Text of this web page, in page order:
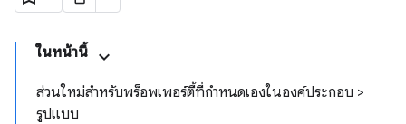
ในหน้านี้
ส่วนใหม่สำหรับพร็อพเพอร์ตี้ที่กำหนดเองในองค์ประกอบ >
รูปแบบ